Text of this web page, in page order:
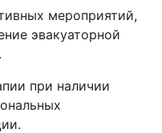
мероприятий,
эвакуаторной
при наличии